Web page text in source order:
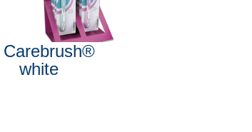
Carebrush®
white